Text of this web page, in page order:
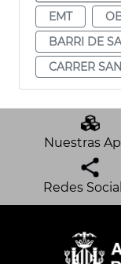
EMT
BARRI DE
CARRER
Nuestras
Redes